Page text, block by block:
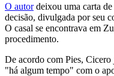
O autordeixou uma carta de
decisão, divulgada por seu
O casal se encontrava em
procedimento.
De acordo com Pies,
"há algum tempo" com o